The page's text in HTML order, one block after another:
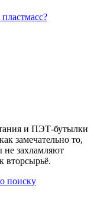
и ПЭТ-бутылки
замечательно то,
не захламляют
вторсырьё.
поиску